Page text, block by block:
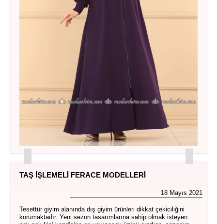
TAŞ İŞLEMELI FERACE MODELLERI
18 Mayıs 2021
Tesettür giyim alanında dış giyim ürünleri dikkat çekiciliğini
korumaktadır. Yeni sezon tasarımlarına sahip olmak isteyen